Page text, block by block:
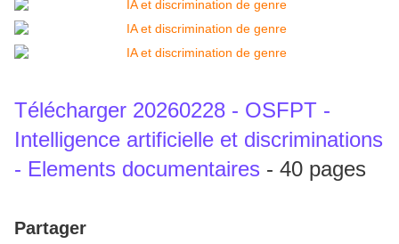
Télécharger 20260228 - OSFPT -
Intelligence artificielle et discriminations
- Elements documentaires - 40 pages
Partager